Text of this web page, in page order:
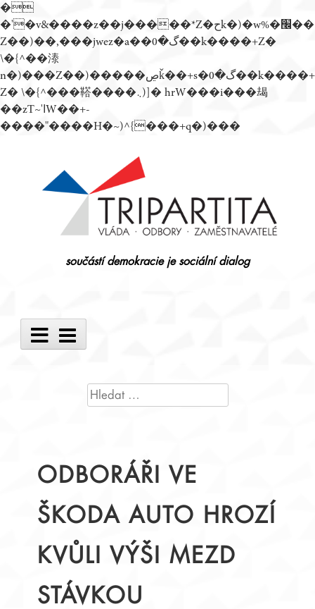
�
�'�v&����z��j�����*Z�حk�)�w%�׬��
Z��)��,���jwez�a��گ�0��k����+Z�
\�{^��溙
n�)���Z��)�����ڝǩ��+s�گ�0��k����+
Z� \�{^���鞳����܆)]� hrW���i���朅
��zƬ~'ߊW��+-
����"����H�~)^{���+q�)���
součástí demokracie je sociální dialog
Main
Menu
VYHLEDÁVÁNÍ
ODBORÁŘI VE
ŠKODA AUTO HROZÍ
KVŮLI VÝŠI MEZD
STÁVKOU